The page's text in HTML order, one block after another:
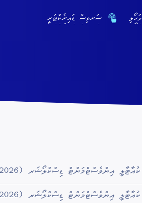
މަހޯލި ސަރވިސް ޑައިރެކްޓަރީ
ކުއާޓާލީ އިންވެސްޓްމަންޓް ޑިސްކްލޯޝަރ (Q2-2026)
ކުއާޓާލީ އިންވެސްޓްމަންޓް ޑިސްކްލޯޝަރ (Q1-2026)